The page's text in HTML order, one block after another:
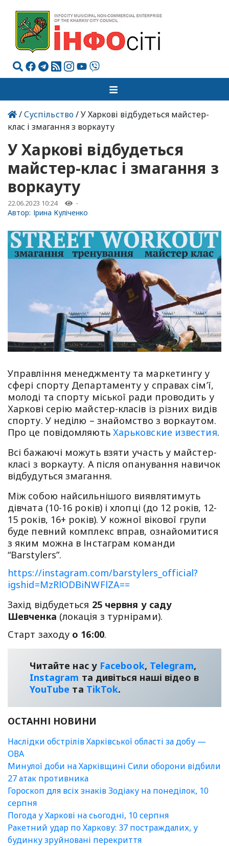
/Суспільство/ У Харкові відбудеться майстер-
клас і змагання з воркауту
У Харкові відбудеться
майстер-клас і змагання з
воркауту
22.06.2023 10:24 -
Автор: Ірина Куліченко
Управління менеджменту та маркетингу у
сфері спорту Департаменту у справах сім’ї,
молоді та спорту міської ради проводить у
Харкові серію майстер-класів із різних видів
спорту. У неділю – знайомство з воркаутом.
Про це повідомляють Харьковские известия.
Всі бажаючі можуть взяти участь у майстер-
класі з воркауту. А після опанування навичок
відбудуться змагання.
Між собою найсильнішого виявлятимуть
дівчата (10-16 років) і хлопці (до 12 років, 12-
15 років, 16+ років). У кожної вікової групи
буде певний комплекс вправ, ознайомитися
з яким можна в Інстаграм команди
“Barstylers”.
https://instagram.com/barstylers_official?
igshid=MzRlODBiNWFlZA==
Захід відбудеться 25 червня у саду
Шевченка (локація з турнірами).
Старт заходу о 16:00.
Читайте нас у Facebook, Telegram,
Instagram та дивіться наші відео в
YouТube та TikTok.
ОСТАННІ НОВИНИ
Наслідки обстрілів Харківської області за добу —
ОВА
Минулої доби на Харківщині Сили оборони відбили
27 атак противника
Гороскоп для всіх знаків Зодіаку на понеділок, 10
серпня
Погода у Харкові на сьогодні, 10 серпня
Ракетний удар по Харкову: 37 постраждалих, у
будинку зруйновані перекриття